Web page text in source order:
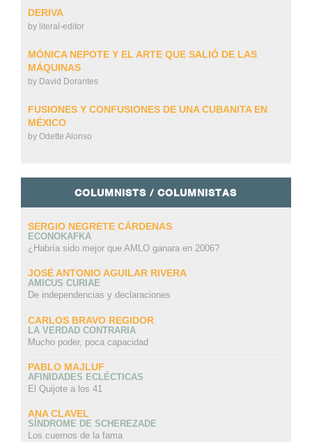
DERIVA
by literal-editor
MÓNICA NEPOTE Y EL ARTE QUE SALIÓ DE LAS
MÁQUINAS
by David Dorantes
FUSIONES Y CONFUSIONES DE UNA CUBANITA EN
MÉXICO
by Odette Alonso
COLUMNISTS / COLUMNISTAS
SERGIO NEGRETE CÁRDENAS
ECONOKAFKA
¿Habría sido mejor que AMLO ganara en 2006?
JOSÉ ANTONIO AGUILAR RIVERA
AMICUS CURIAE
De independencias y declaraciones
CARLOS BRAVO REGIDOR
LA VERDAD CONTRARIA
Mucho poder, poca capacidad
PABLO MAJLUF
AFINIDADES ECLÉCTICAS
El Quijote a los 41
ANA CLAVEL
SÍNDROME DE SCHEREZADE
Los cuernos de la fama